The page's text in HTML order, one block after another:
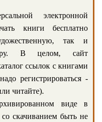
электронной
книги бесплатно
так и
В целом, сайт
ссылок с книгами
регистрироваться -
читайте).
виде в
скачиванием быть не